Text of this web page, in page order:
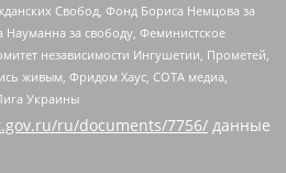
Свобод, Фонд Бориса Немцова за
за свободу, Феминистское
независимости Ингушетии, Прометей,
живым, Фридом Хаус, СОТА медиа,
Украины
ru/documents/7756/ данные